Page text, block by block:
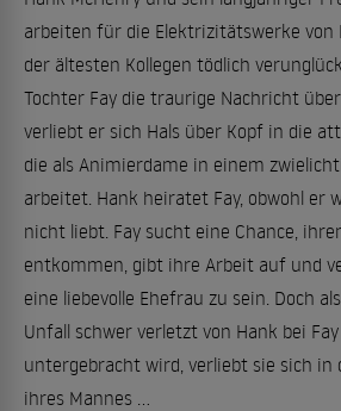
arbeiten für die Elektrizitätswerke von
der ältesten Kollegen tödlich
Tochter Fay die traurige Nachricht
verliebt er sich Hals über Kopf in die
die als Animierdame in einem
arbeitet. Hank heiratet Fay, obwohl er
nicht liebt. Fay sucht eine Chance,
entkommen, gibt ihre Arbeit auf und
eine liebevolle Ehefrau zu sein. Doch
Unfall schwer verletzt von Hank bei
untergebracht wird, verliebt sie sich in
ihres Mannes ...